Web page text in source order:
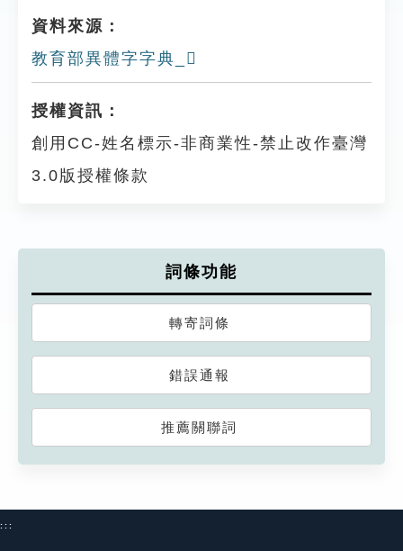
資料來源：
教育部異體字字典_𥪍
授權資訊：
創用CC-姓名標示-非商業性-禁止改作臺灣
3.0版授權條款
詞條功能
轉寄詞條
錯誤通報
推薦關聯詞
:::